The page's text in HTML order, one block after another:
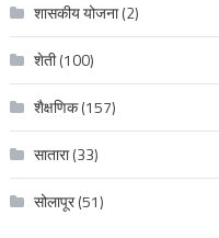
शासकीय योजना(2)
शेती(100)
शैक्षणिक(157)
सातारा(33)
सोलापूर(51)